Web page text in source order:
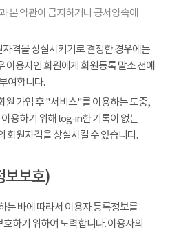
본 약관이 금지하거나 공서양속에
격을 상실시키기로 결정한 경우에는
이용자인 회원에게 회원등록 말소 전에
여합니다.
원 가입 후 "서비스"를 이용하는 도중,
용하기 위해 log-in한 기록이 없는
회원자격을 상실시킬 수 있습니다.
보보호)
는 바에 따라서 이용자 등록정보를
하기 위하여 노력합니다. 이용자의